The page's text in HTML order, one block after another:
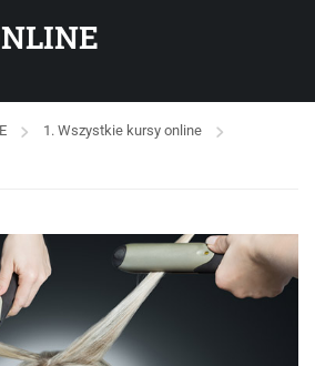
1. Wszystkie kursy online